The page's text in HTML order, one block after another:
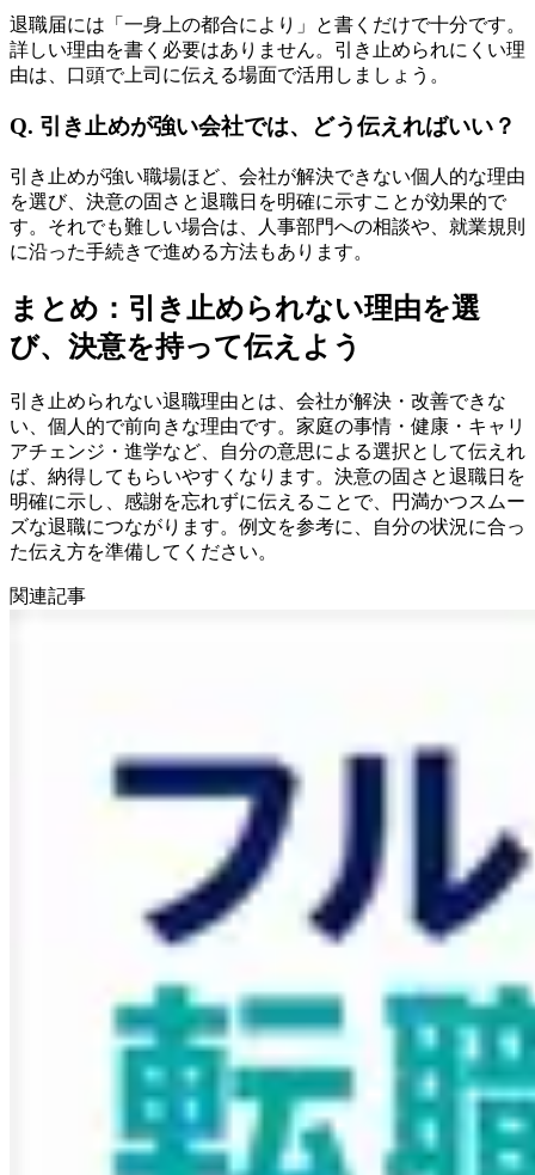
退職届には「一身上の都合により」と書くだけで十分です。
詳しい理由を書く必要はありません。引き止められにくい理
由は、口頭で上司に伝える場面で活用しましょう。
Q. 引き止めが強い会社では、どう伝えればいい？
引き止めが強い職場ほど、会社が解決できない個人的な理由
を選び、決意の固さと退職日を明確に示すことが効果的で
す。それでも難しい場合は、人事部門への相談や、就業規則
に沿った手続きで進める方法もあります。
まとめ：引き止められない理由を選
び、決意を持って伝えよう
引き止められない退職理由とは、会社が解決・改善できな
い、個人的で前向きな理由です。家庭の事情・健康・キャリ
アチェンジ・進学など、自分の意思による選択として伝えれ
ば、納得してもらいやすくなります。決意の固さと退職日を
明確に示し、感謝を忘れずに伝えることで、円満かつスムー
ズな退職につながります。例文を参考に、自分の状況に合っ
た伝え方を準備してください。
関連記事